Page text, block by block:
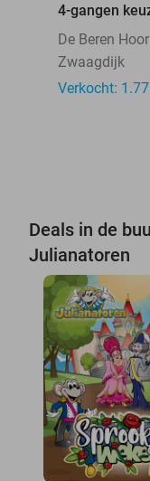
4-gangen
De Beren
Zwaagdijk
Verkocht:
Deals in de
Julianatoren